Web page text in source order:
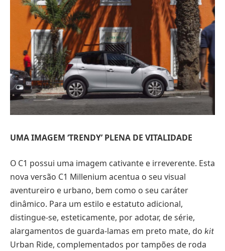
UMA IMAGEM ‘TRENDY’ PLENA DE VITALIDADE
O C1 possui uma imagem cativante e irreverente. Esta
nova versão C1 Millenium acentua o seu visual
aventureiro e urbano, bem como o seu caráter
dinâmico. Para um estilo e estatuto adicional,
distingue-se, esteticamente, por adotar, de série,
alargamentos de guarda-lamas em preto mate, do kit
Urban Ride, complementados por tampões de roda